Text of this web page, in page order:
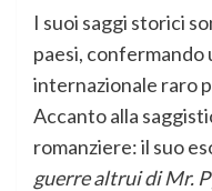
I suoi saggi storici
paesi, confermando
internazionale raro
Accanto alla
romanziere: il suo
guerre altrui di Mr.